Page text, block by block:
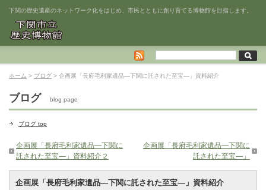
下関の歴史遺産のネットワーク化をはじめ、市民とともに創り育てる博物館を目指します。
ホーム > ブログ > 企画展「長府毛利家遺品―下関に託された至宝―」資料紹介
ブログ blog page
ブログ top
企画展「長府毛利家遺品―下関に
託された至宝―」資料紹介２
企画展「長府毛利家遺品―下関に
託された至宝―」
企画展「長府毛利家遺品―下関に託された至宝―」資料紹介